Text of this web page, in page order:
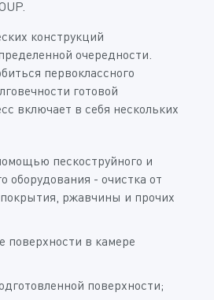
конструкций
очередности.
первоклассного
готовой
включает в себя нескольких
пескоструйного и
оборудования - очистка от
ржавчины и прочих
поверхности в камере
поверхности;